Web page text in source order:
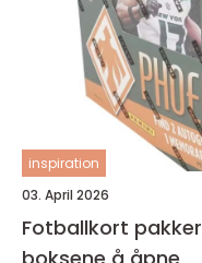
inspiration
03. April 2026
Fotballkort pakker slik finner du de beste